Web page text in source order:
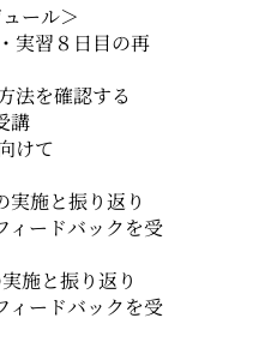
ール＞
実習８日目の再
法を確認する
講
けて
施と振り返り
ィードバックを受
施と振り返り
ィードバックを受